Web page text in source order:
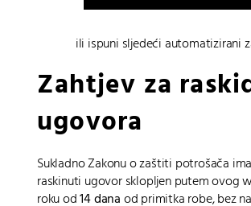
ili ispuni sljedeći automatizirani
Zahtjev za
ugovora
Sukladno Zakonu o zaštiti potrošača
raskinuti ugovor sklopljen putem ovog
roku od14 danaod primitka robe, bez